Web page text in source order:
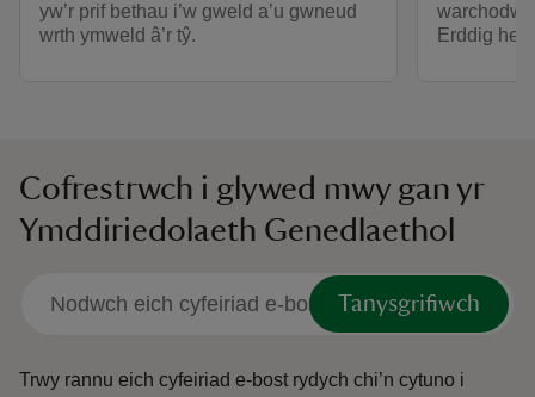
yw’r prif bethau i’w gweld a’u gwneud
wrth ymweld â’r tŷ.
Erddig
Cofrestrwch i glywed mwy gan yr
Ymddiriedolaeth Genedlaethol
Tanysgrifiwch
Trwy rannu eich cyfeiriad e-bost rydych chi’n cytuno i